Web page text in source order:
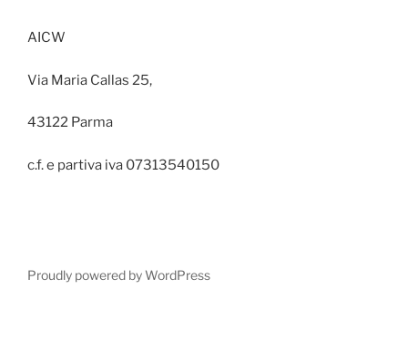
AICW
Via Maria Callas 25,
43122 Parma
c.f. e partiva iva 07313540150
Proudly powered by WordPress